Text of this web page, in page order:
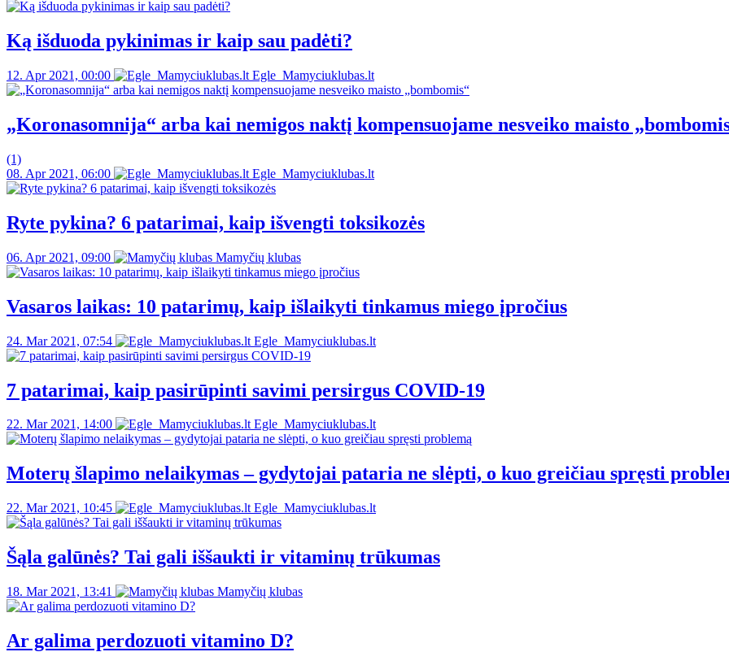
Ką išduoda pykinimas ir kaip sau padėti?
12. Apr 2021, 00:00 Egle_Mamyciuklubas.lt
„Koronasomnija“ arba kai nemigos naktį kompensuojame nesveiko maisto
(1)
08. Apr 2021, 06:00
Egle_Mamyciuklubas.lt
Ryte pykina? 6 patarimai, kaip išvengti toksikozės
06. Apr 2021, 09:00 Mamyčių klubas
Vasaros laikas: 10 patarimų, kaip išlaikyti tinkamus miego įpročius
24. Mar 2021, 07:54 Egle_Mamyciuklubas.lt
7 patarimai, kaip pasirūpinti savimi persirgus COVID-19
22. Mar 2021, 14:00 Egle_Mamyciuklubas.lt
Moterų šlapimo nelaikymas – gydytojai pataria ne slėpti, o kuo greičiau spręsti
22. Mar 2021, 10:45 Egle_Mamyciuklubas.lt
Šąla galūnės? Tai gali iššaukti ir vitaminų trūkumas
18. Mar 2021, 13:41 Mamyčių klubas
Ar galima perdozuoti vitamino D?